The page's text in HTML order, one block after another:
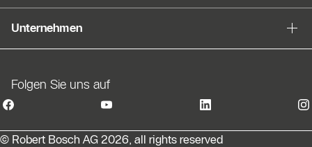
Unternehmen
Folgen Sie uns auf
© Robert Bosch AG 2026, all rights reserved